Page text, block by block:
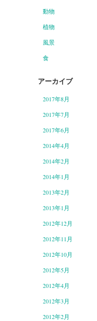
動物
植物
風景
食
アーカイブ
2017年8月
2017年7月
2017年6月
2014年4月
2014年2月
2014年1月
2013年2月
2013年1月
2012年12月
2012年11月
2012年10月
2012年5月
2012年4月
2012年3月
2012年2月